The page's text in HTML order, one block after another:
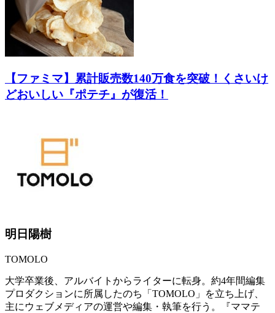
【ファミマ】累計販売数140万食を突破！くさいけ
どおいしい『ポテチ』が復活！
明日陽樹
TOMOLO
大学卒業後、アルバイトからライターに転身。約4年間編集
プロダクションに所属したのち「TOMOLO」を立ち上げ、
主にウェブメディアの運営や編集・執筆を行う。『ママテ